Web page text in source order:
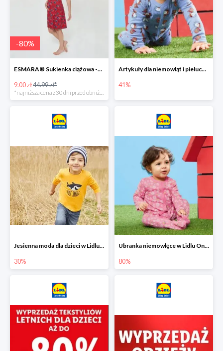
-80%
ESMARA® Sukienka ciążowa -79%
9.00 zł44.99 zł*
Artykuły dla niemowląt i pieluchy w Lidlu Online do -41%
41%
Jesienna moda dla dzieci w Lidlu Online do -30%
30%
Ubranka niemowlęce w Lidlu Online do -80%
80%